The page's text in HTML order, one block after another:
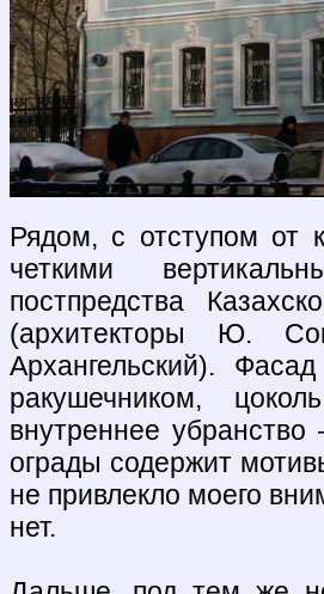
Рядом, с отступом от
четкими
постпредства
(архитекторы Ю.
Архангельский).
ракушечником,
внутреннее
ограды содержит
не привлекло моего
нет.